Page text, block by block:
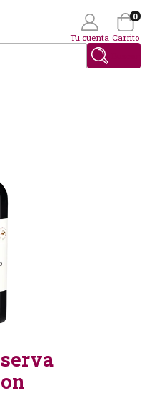
Tu cuenta Carrito
0